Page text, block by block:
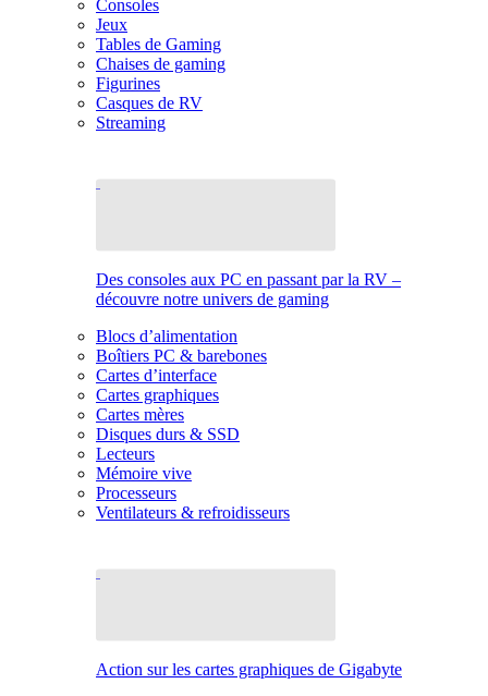
Consoles
Jeux
Tables de Gaming
Chaises de gaming
Figurines
Casques de RV
Streaming
Des consoles aux PC en passant par la RV –
découvre notre univers de gaming
Blocs d’alimentation
Boîtiers PC & barebones
Cartes d’interface
Cartes graphiques
Cartes mères
Disques durs & SSD
Lecteurs
Mémoire vive
Processeurs
Ventilateurs & refroidisseurs
Action sur les cartes graphiques de Gigabyte